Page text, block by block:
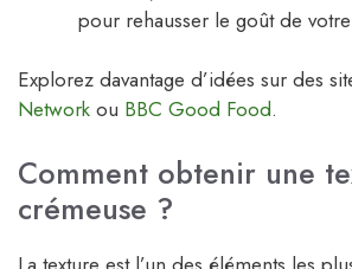
pour rehausser le goût de
Explorez davantage d’idées sur des
Network ou BBC Good Food.
Comment obtenir une
crémeuse ?